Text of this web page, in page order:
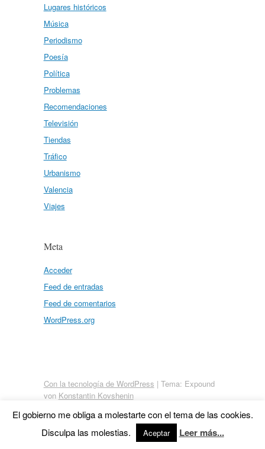
Lugares históricos
Música
Periodismo
Poesía
Política
Problemas
Recomendaciones
Televisión
Tiendas
Tráfico
Urbanismo
Valencia
Viajes
Meta
Acceder
Feed de entradas
Feed de comentarios
WordPress.org
Con la tecnología de WordPress | Tema: Expound
von Konstantin Kovshenin
El gobierno me obliga a molestarte con el tema de las cookies.
Disculpa las molestias.
Aceptar Leer más...